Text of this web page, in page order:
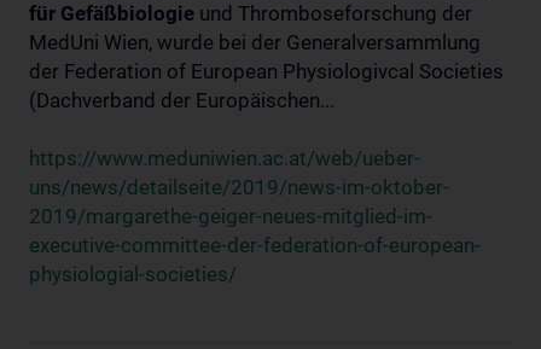
für Gefäßbiologie und Thromboseforschung der
MedUni Wien, wurde bei der Generalversammlung
der Federation of European Physiologivcal Societies
(Dachverband der Europäischen...
https://www.meduniwien.ac.at/web/ueber-
uns/news/detailseite/2019/news-im-oktober-
2019/margarethe-geiger-neues-mitglied-im-
executive-committee-der-federation-of-european-
physiologial-societies/